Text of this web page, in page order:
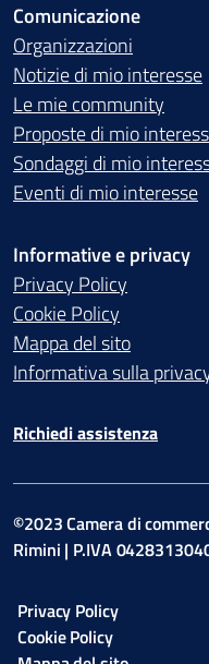
Comunicazione
Organizzazioni
Notizie di mio interesse
Le mie community
Proposte di mio
Sondaggi di mio
Eventi di mio interesse
Informative e privacy
Privacy Policy
Cookie Policy
Mappa del sito
Informativa sulla
Richiedi assistenza
©2023 Camera di
Rimini | P.IVA
Privacy Policy
Cookie Policy